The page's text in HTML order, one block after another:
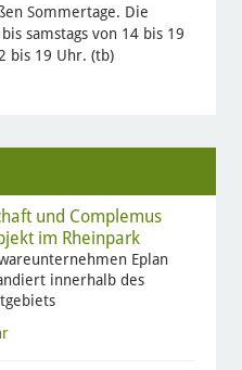
Sommertage. Die
samstags von 14 bis 19
bis 19 Uhr. (tb)
und Complemus
im Rheinpark
Eplan
innerhalb des